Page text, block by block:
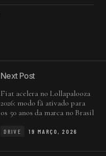
Next Post
Fiat acelera no Lollapalooza
2026: modo fã ativado para
os 50 anos da marca no Brasil
DRIVE 19 MARÇO, 2026